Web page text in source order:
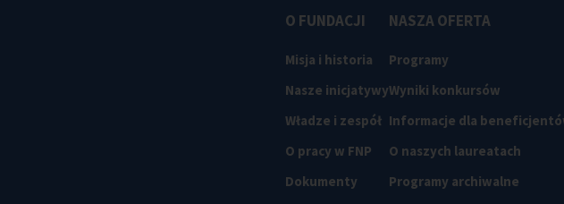
O FUNDACJI
Misja i historia
Nasze inicjatywy
Władze i zespół
O pracy w FNP
Dokumenty
NASZA OFERTA
Programy
Wyniki konkursów
Informacje dla
O naszych laureatach
Programy archiwalne